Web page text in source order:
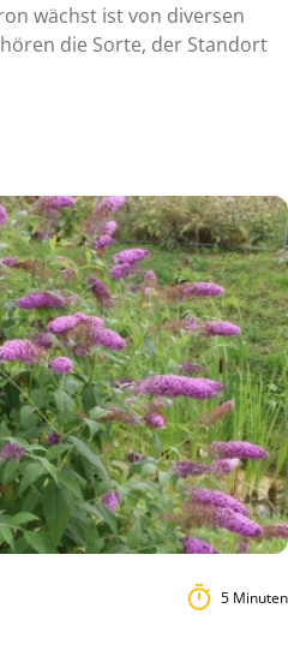
wächst ist von diversen
die Sorte, der Standort
5 Minuten